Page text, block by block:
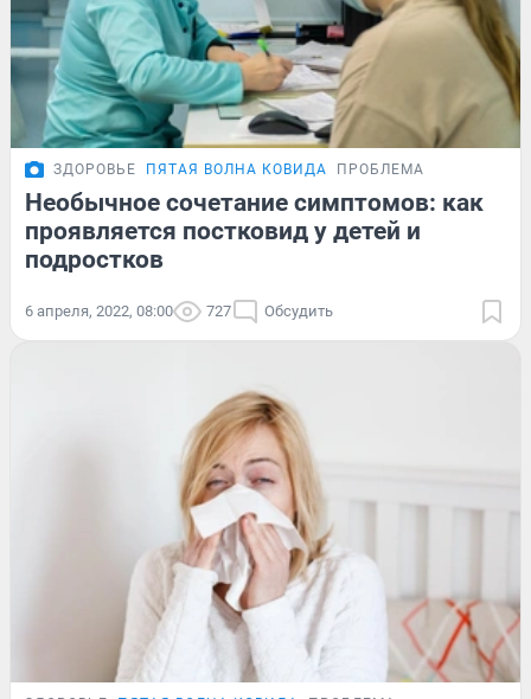
ЗДОРОВЬЕ ПЯТАЯ ВОЛНА КОВИДА ПРОБЛЕМА
Необычное сочетание симптомов: как
проявляется постковид у детей и
подростков
6 апреля, 2022, 08:00 727 Обсудить